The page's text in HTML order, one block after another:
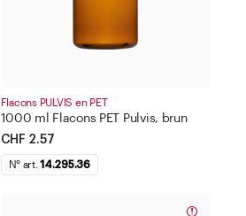
Flacons PULVIS en PET
1000 ml Flacons PET Pulvis, brun
CHF 2.57
N° art.14.295.36